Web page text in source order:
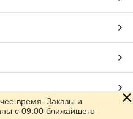
время. Заказы и
с 09:00 ближайшего